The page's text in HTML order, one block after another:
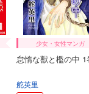
少女・女性マンガ
怠惰な獣と檻の中 1
舵英里